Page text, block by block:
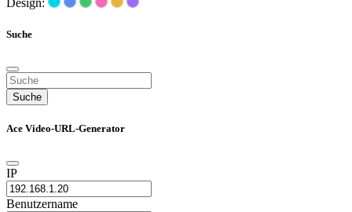
Design:
Suche
Suche
Ace Video-URL-Generator
IP
Benutzername